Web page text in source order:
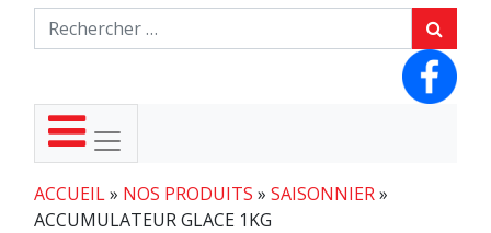
ACCUEIL» NOS PRODUITS » SAISONNIER»
ACCUMULATEUR GLACE 1KG